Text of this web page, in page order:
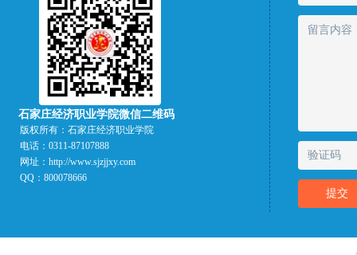
石家庄经济职业学院微信二维码
提交
版权所有： 石家庄经济职业学院
电话： 0311-87107888
网址： http://www.sjzjjxy.com
QQ： 800078666